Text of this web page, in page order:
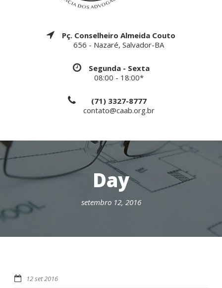
Pç. Conselheiro Almeida Couto
656 - Nazaré, Salvador-BA
Segunda - Sexta
08:00 - 18:00*
(71) 3327-8777
contato@caab.org.br
Day
setembro 12, 2016
12 set 2016